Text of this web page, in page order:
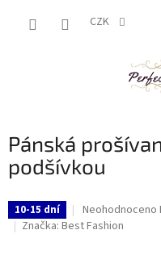
CZK
Pánská
podšívkou
10-15 dní
Průměrné
hodnocení
Neohodnoceno
Značka: Best Fashion